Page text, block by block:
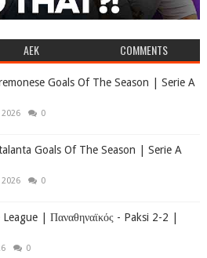
AEK COMMENTS
Goals Of The Season | Serie A
0
Goals Of The Season | Serie A
0
| Παναθηναϊκός - Paksi 2-2 |
0